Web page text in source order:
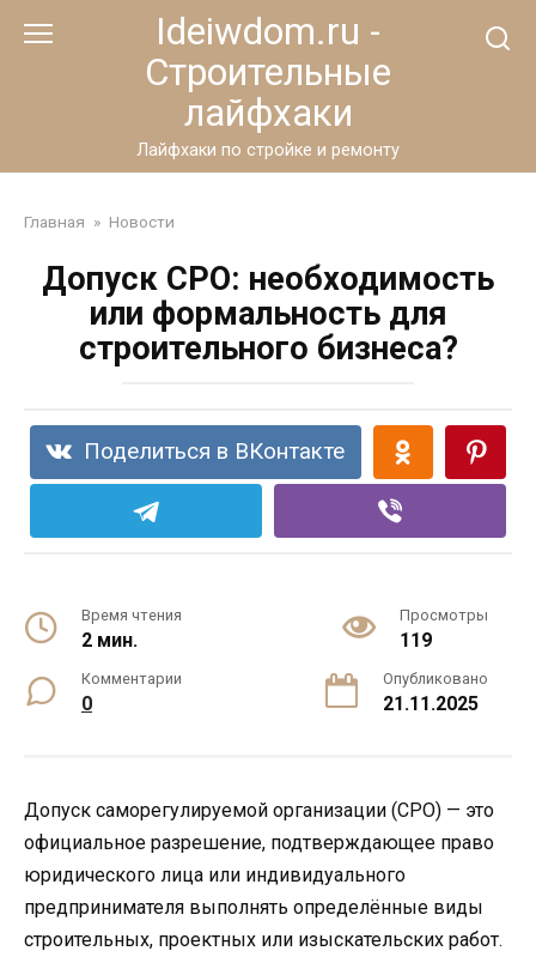
Ideiwdom.ru -
Строительные
лайфхаки
Лайфхаки по стройке и ремонту
Главная » Новости
Допуск СРО: необходимость
или формальность для
строительного бизнеса?
Поделиться в ВКонтакте
Время чтения
2 мин.
Просмотры
119
Комментарии
0
Опубликовано
21.11.2025
Допуск саморегулируемой организации (СРО) — это
официальное разрешение, подтверждающее право
юридического лица или индивидуального
предпринимателя выполнять определённые виды
строительных, проектных или изыскательских работ.